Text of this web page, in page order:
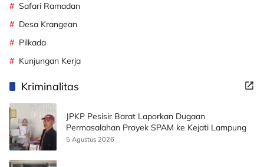
Safari Ramadan
Desa Krangean
Pilkada
Kunjungan Kerja
Kriminalitas
JPKP Pesisir Barat Laporkan Dugaan
Permasalahan Proyek SPAM ke Kejati Lampung
5 Agustus 2026